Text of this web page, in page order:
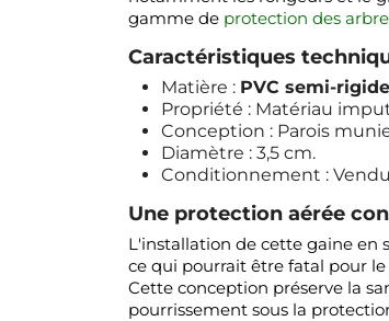
gamme de protection des
Caractéristiques
Matière : PVC semi-rigide
Propriété : Matériau
Conception : Parois
Diamètre : 3,5 cm.
Conditionnement :
Une protection aérée
L'installation de cette gaine en
ce qui pourrait être fatal pour
Cette conception préserve la
pourrissement sous la